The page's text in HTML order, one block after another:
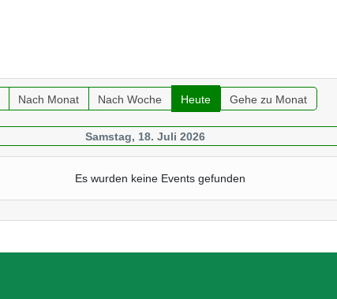
Nach Monat Nach Woche Heute Gehe zu Monat
Samstag, 18. Juli 2026
Es wurden keine Events gefunden